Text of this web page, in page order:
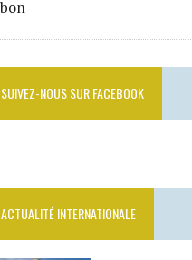
SUIVEZ-NOUS SUR FACEBOOK
ACTUALITÉ INTERNATIONALE